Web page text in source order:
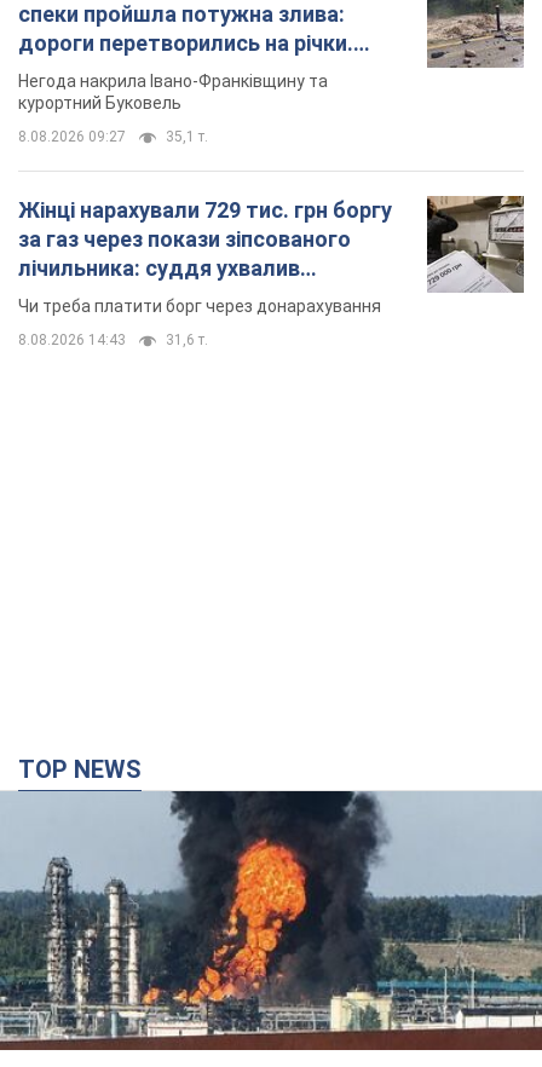
спеки пройшла потужна злива:
дороги перетворились на річки.
Відео
Негода накрила Івано-Франківщину та
курортний Буковель
8.08.2026 09:27 35,1 т.
Жінці нарахували 729 тис. грн боргу
за газ через покази зіпсованого
лічильника: суддя ухвалив
неочікуване рішення
Чи треба платити борг через донарахування
8.08.2026 14:43 31,6 т.
TOP NEWS